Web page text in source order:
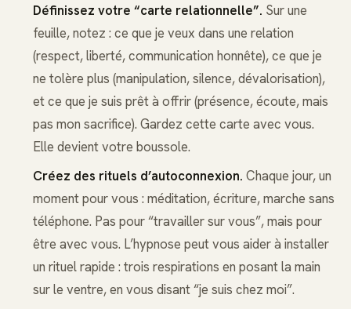
Définissez votre “carte relationnelle”. Sur une
feuille, notez : ce que je veux dans une relation
(respect, liberté, communication honnête), ce que je
ne tolère plus (manipulation, silence, dévalorisation),
et ce que je suis prêt à offrir (présence, écoute, mais
pas mon sacrifice). Gardez cette carte avec vous.
Elle devient votre boussole.
Créez des rituels d’autoconnexion. Chaque jour, un
moment pour vous : méditation, écriture, marche sans
téléphone. Pas pour “travailler sur vous”, mais pour
être avec vous. L’hypnose peut vous aider à installer
un rituel rapide : trois respirations en posant la main
sur le ventre, en vous disant “je suis chez moi”.